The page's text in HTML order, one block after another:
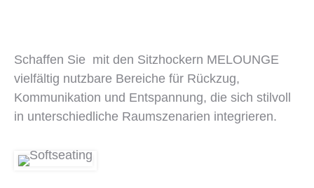
Schaffen Sie mit den Sitzhockern MELOUNGE
vielfältig nutzbare Bereiche für Rückzug,
Kommunikation und Entspannung, die sich stilvoll
in unterschiedliche Raumszenarien integrieren.